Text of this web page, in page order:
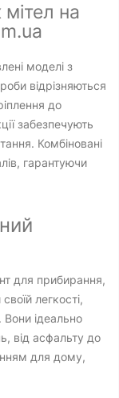
на
моделі з
відрізняються
до
забезпечують
Комбіновані
гарантуючи
для прибирання,
легкості,
Вони ідеально
від асфальту до
для дому,